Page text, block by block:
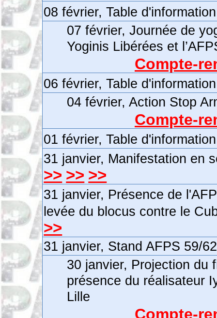
08 février, Table
07 février, Journée de
Yoginis Libérées et
Compte-
06 février, Table
04 février, Action Stop
Compte-
01 février, Table
31 janvier, Manifestation en
>> >> >>
31 janvier, Présence de
levée du blocus contre le
>>
31 janvier, Stand AFPS 59/
30 janvier, Projection du
présence du réalisateur
Lille
Compte-